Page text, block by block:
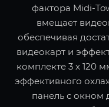
фактора Midi-
вмещает
обеспечивая
видеокарт и
комплекте 3 x 120
эффективного
панель с окном